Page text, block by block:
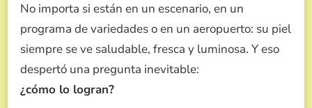
No importa si están en un escenario, en un
programa de variedades o en un aeropuerto: su piel
siempre se ve saludable, fresca y luminosa. Y eso
despertó una pregunta inevitable:
¿cómo lo logran?